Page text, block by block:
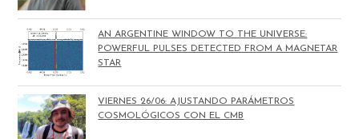
AN ARGENTINE WINDOW TO THE UNIVERSE:
POWERFUL PULSES DETECTED FROM A MAGNETAR
STAR
VIERNES 26/06: AJUSTANDO PARÁMETROS
COSMOLÓGICOS CON EL CMB